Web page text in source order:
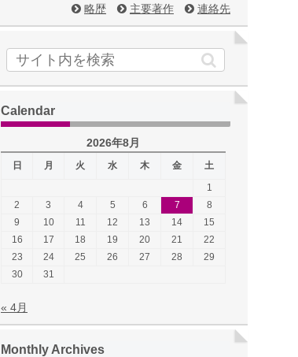
略歴
主要著作 連絡先
Calendar
2026年8月
日 月 火 水 木 金
土
1
2
3 4 5 6 7
8
9
10 11 12 13 14
15
16
17 18 19 20 21
22
23
24 25 26 27 28
29
30
31
« 4月
Monthly Archives